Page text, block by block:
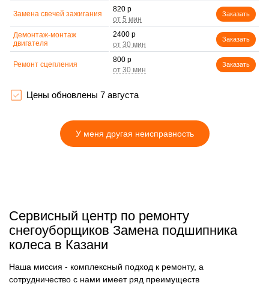
Замена свечей зажигания
820 р
Заказать
Демонтаж-монтаж
двигателя
2400 р
Заказать
Ремонт сцепления
800 р
Заказать
прокладок двигателя
области двигателя и
Натяжка тросов
Чистка карбюратора
780 р
Замена/Pемонт шнека
Замена/Pемонт
топливопровода
900 р
Цены обновлены 7 августа
У меня другая неисправность
Сервисный центр по ремонту
снегоуборщиков Замена подшипника
колеса в Казани
Наша миссия - комплексный подход к ремонту, а
сотрудничество с нами имеет ряд преимуществ